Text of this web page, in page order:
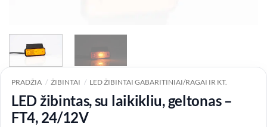
PRADŽIA / ŽIBINTAI / LED ŽIBINTAI GABARITINIAI/RAGAI IR KT.
LED žibintas, su laikikliu, geltonas –
FT4, 24/12V